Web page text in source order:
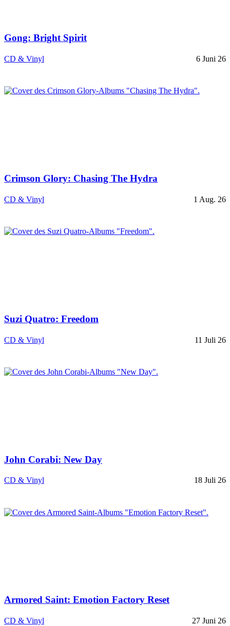
Gong: Bright Spirit
CD & Vinyl 6 Juni 26
Crimson Glory: Chasing The Hydra
CD & Vinyl 1 Aug. 26
Suzi Quatro: Freedom
CD & Vinyl 11 Juli 26
John Corabi: New Day
CD & Vinyl 18 Juli 26
Armored Saint: Emotion Factory Reset
CD & Vinyl 27 Juni 26